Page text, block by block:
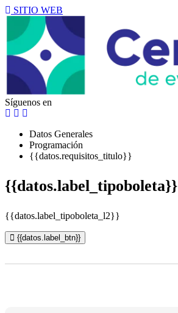
SITIO WEB
Síguenos en
Datos Generales
Programación
{{datos.requisitos_titulo}}
{{datos.label_tipoboleta}}
{{datos.label_tipoboleta_l2}}
{{datos.label_btn}}